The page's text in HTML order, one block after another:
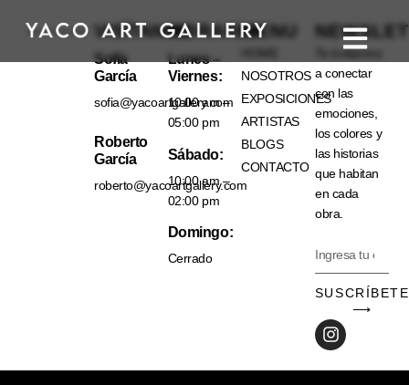
VISÍTANOS
Sofía
García
sofia@yacoartgallery.com
Roberto
García
roberto@yacoartgallery.com
HORARIO
Lunes –
Viernes:
10:00 am –
05:00 pm
Sábado:
10:00 am –
02:00 pm
Domingo:
Cerrado
MENU
NOSOTROS
EXPOSICIONES
ARTISTAS
BLOGS
CONTACTO
Te invitamos
a conectar
con las
emociones,
los colores y
las historias
que habitan
en cada
obra.
SUSCRÍBETE
⟶